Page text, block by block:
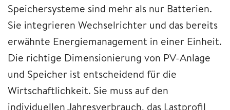
Speichersysteme sind mehr als nur Batterien.
Sie integrieren Wechselrichter und das bereits
erwähnte Energiemanagement in einer Einheit.
Die richtige Dimensionierung von PV-Anlage
und Speicher ist entscheidend für die
Wirtschaftlichkeit. Sie muss auf den
individuellen Jahresverbrauch, das Lastprofil